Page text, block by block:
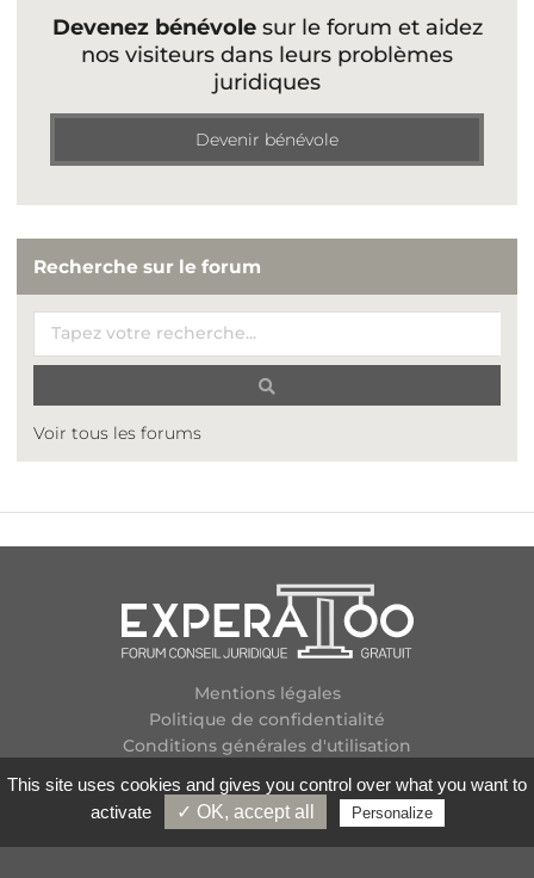
Devenez bénévolesur le forum et aidez
nos visiteurs dans leurs problèmes
juridiques
Devenir bénévole
Recherche sur le forum
Voir tous les forums
Mentions légales
Politique de confidentialité
Conditions générales d'utilisation
Contactez-nous
Flux RSS
Copyright
2026 Experatoo.com - Tous droits réservés
This site uses cookies and gives you control over what you want to
activate
✓ OK, accept all Personalize